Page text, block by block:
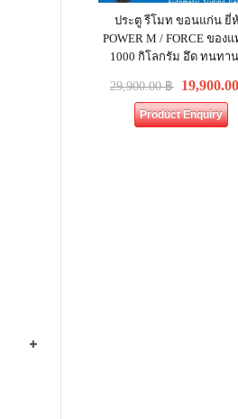
ประตู รีโมท ขอนแก่น ยี่
POWER M / FORCE ของ
1000 กิโลกรัม อึด ทนทา
29,900.00฿ 19,900.00
Product Enquiry